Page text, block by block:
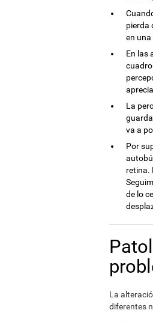
pierda
en
En las
La
va a
Por
retina.
de lo
La
diferentes